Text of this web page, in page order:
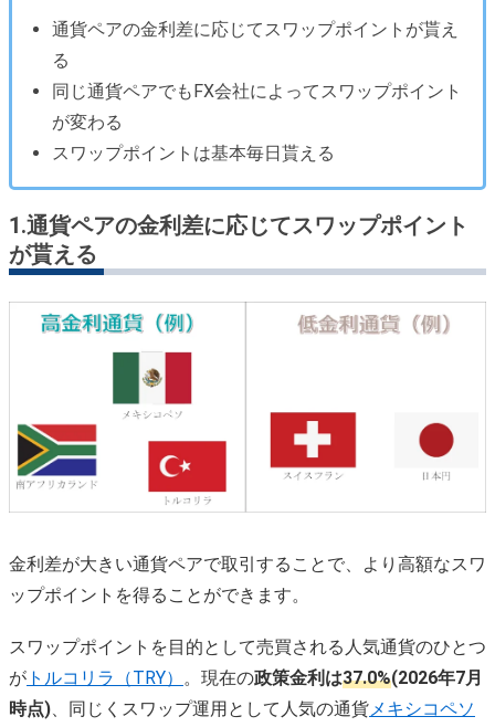
通貨ペアの金利差に応じてスワップポイントが貰え
る
同じ通貨ペアでもFX会社によってスワップポイント
が変わる
スワップポイントは基本毎日貰える
1.通貨ペアの金利差に応じてスワップポイント
が貰える
金利差が大きい通貨ペアで取引することで、より高額なスワ
ップポイントを得ることができます。
スワップポイントを目的として売買される人気通貨のひとつ
が トルコリラ（TRY） 。現在の政策金利は37.0%(2026年7月
時点) 、同じくスワップ運用として人気の通貨 メキシコペソ